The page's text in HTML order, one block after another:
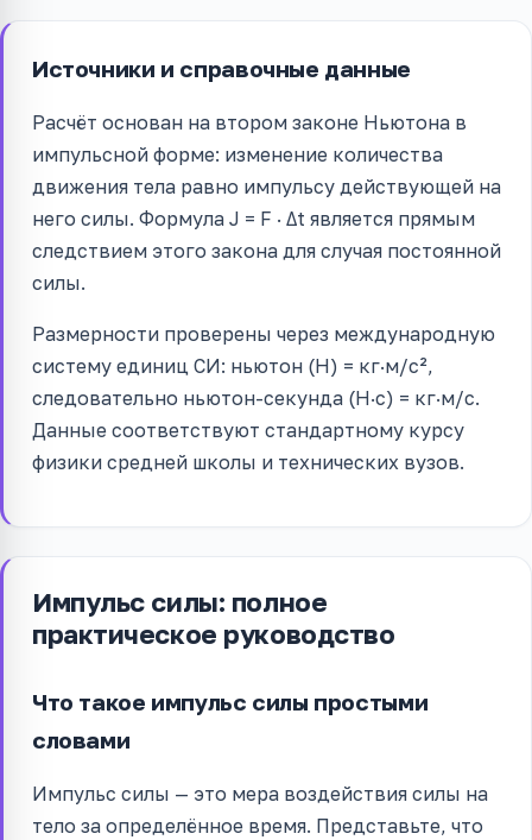
Источники и справочные данные
Расчёт основан на втором законе Ньютона в
импульсной форме: изменение количества
движения тела равно импульсу действующей на
него силы. Формула J = F · Δt является прямым
следствием этого закона для случая постоянной
силы.
Размерности проверены через международную
систему единиц СИ: ньютон (Н) = кг·м/с²,
следовательно ньютон-секунда (Н·с) = кг·м/с.
Данные соответствуют стандартному курсу
физики средней школы и технических вузов.
Импульс силы: полное
практическое руководство
Что такое импульс силы простыми
словами
Импульс силы — это мера воздействия силы на
тело за определённое время. Представьте, что